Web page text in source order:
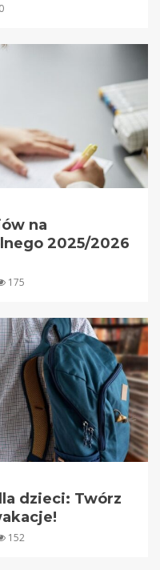
na
2025/2026
175
dzieci: Twórz
152